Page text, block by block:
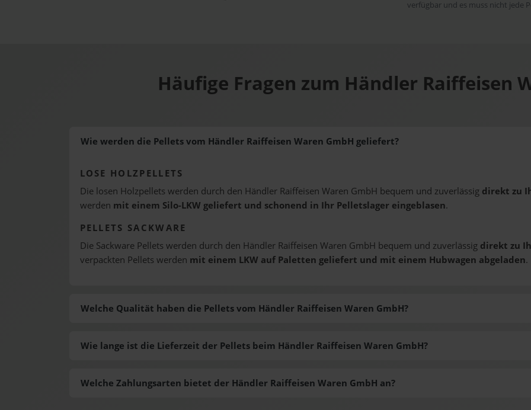
verfügbar und es muss nicht jede
Häufige Fragen zum Händler Raiffeisen
Wie werden die Pellets vom Händler Raiffeisen Waren GmbH geliefert?
LOSE HOLZPELLETS
Die losen Holzpellets werden durch den Händler Raiffeisen Waren GmbH bequem und zuverlässig direkt zu
werden mit einem Silo-LKW geliefert und schonend in Ihr Pelletslager eingeblasen.
PELLETS SACKWARE
Die Sackware Pellets werden durch den Händler Raiffeisen Waren GmbH bequem und zuverlässig direkt zu
verpackten Pellets werden mit einem LKW auf Paletten geliefert und mit einem Hubwagen abgeladen.
Welche Qualität haben die Pellets vom Händler Raiffeisen Waren GmbH?
Wie lange ist die Lieferzeit der Pellets beim Händler Raiffeisen Waren GmbH?
Welche Zahlungsarten bietet der Händler Raiffeisen Waren GmbH an?